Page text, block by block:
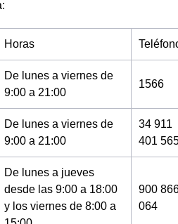
Horas
De lunes a viernes de
9:00 a 21:00
1566
De lunes a viernes de
9:00 a 21:00
34 911
401
De lunes a jueves
desde las 9:00 a 18:00
y los viernes de 8:00 a
900
064